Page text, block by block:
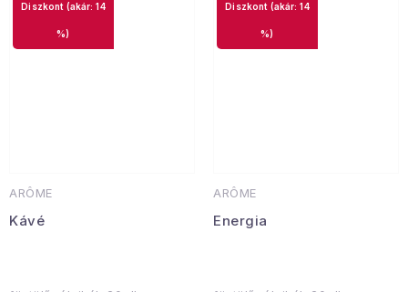
ARÔME
Kávé
(akár: 14
%)
ARÔME
Energia
(akár: 14
%)